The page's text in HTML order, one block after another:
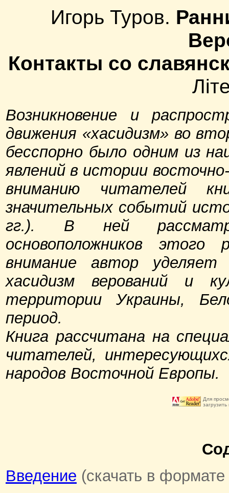
Игорь Туров.
Контакты со
Возникновение и
движения «хасидизм» во
бесспорно было одним из
явлений в истории
вниманию читателей
значительных событий
гг.). В ней
основоположников этого
внимание автор
хасидизм верований и
территории Украины,
период.
Книга рассчитана на
читателей,
народов Восточной Европы.
Для
Введение (скачать в